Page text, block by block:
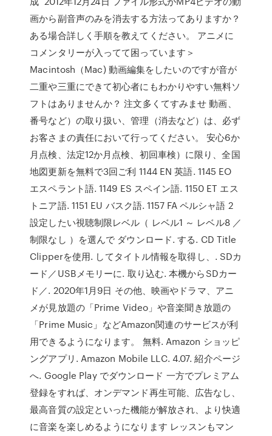
画から副音声のみを消去する方法ってありますか？
ある場合詳しく手順を教えてください。 アニメに
コメンタリーが入ってて困っています＞
Macintosh（Mac) 動画編集をしたいのですが音が
二重や三重にできて初心者にもわかりやすい無料ソ
フトはありませんか？ 注文多くてすみませ 動画、
番号など）の取り扱い、管理（消去など）は、必ず
お客さまの責任において行ってください。 安心6か
月点検、法定12か月点検、初回車検）に限り、全国
地図更新を無料で3回ご利 1144 EN 英語. 1145 EO
エスペラント語. 1149 ES スペイン語. 1150 ET エス
トニア語. 1151 EU バスク語. 1157 FA ペルシャ語 2
設定したい視聴制限レベル（ レベル1 ～ レベル8 ／
制限なし ）を選んで ダウンロード. する. CD Title
Clipperを使用. してタイトル情報を取得し、. SDカ
ード／USBメモリーに. 取り込む. 本機からSDカー
ド／. 2020年1月9日 その他、映画やドラマ、アニ
メが見放題の「Prime Video」や音楽聞き放題の
「Prime Music」などAmazon関連のサービスが利
用できるようになります。 無料. Amazon ショッピ
ングアプリ. Amazon Mobile LLC. 4.07. 紹介ページ
へ. Google Play でダウンロード 一方でプレミアム
登録をすれば、オンデマンド再生可能、広告なし、
最高音質の設定といった機能が解放され、より快適
に音楽を楽しめるようになります レッスンもマン